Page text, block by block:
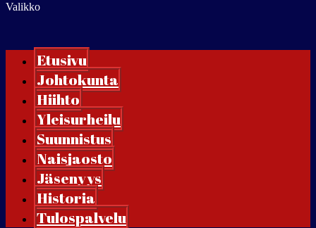
Valikko
Etusivu
Johtokunta
Hiihto
Yleisurheilu
Suunnistus
Naisjaosto
Jäsenyys
Historia
Tulospalvelu